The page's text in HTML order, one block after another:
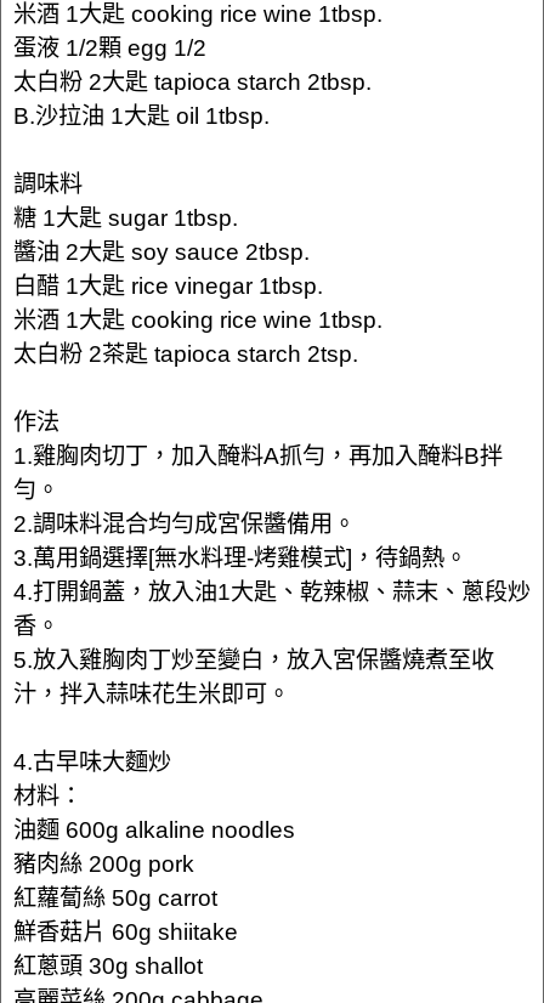
米酒 1大匙 cooking rice wine 1tbsp.
蛋液 1/2顆 egg 1/2
太白粉 2大匙 tapioca starch 2tbsp.
B.沙拉油 1大匙 oil 1tbsp.
調味料
糖 1大匙 sugar 1tbsp.
醬油 2大匙 soy sauce 2tbsp.
白醋 1大匙 rice vinegar 1tbsp.
米酒 1大匙 cooking rice wine 1tbsp.
太白粉 2茶匙 tapioca starch 2tsp.
作法
1.雞胸肉切丁，加入醃料A抓勻，再加入醃料B拌
勻。
2.調味料混合均勻成宮保醬備用。
3.萬用鍋選擇[無水料理-烤雞模式]，待鍋熱。
4.打開鍋蓋，放入油1大匙、乾辣椒、蒜末、蔥段炒
香。
5.放入雞胸肉丁炒至變白，放入宮保醬燒煮至收
汁，拌入蒜味花生米即可。
4.古早味大麵炒
材料：
油麵 600g alkaline noodles
豬肉絲 200g pork
紅蘿蔔絲 50g carrot
鮮香菇片 60g shiitake
紅蔥頭 30g shallot